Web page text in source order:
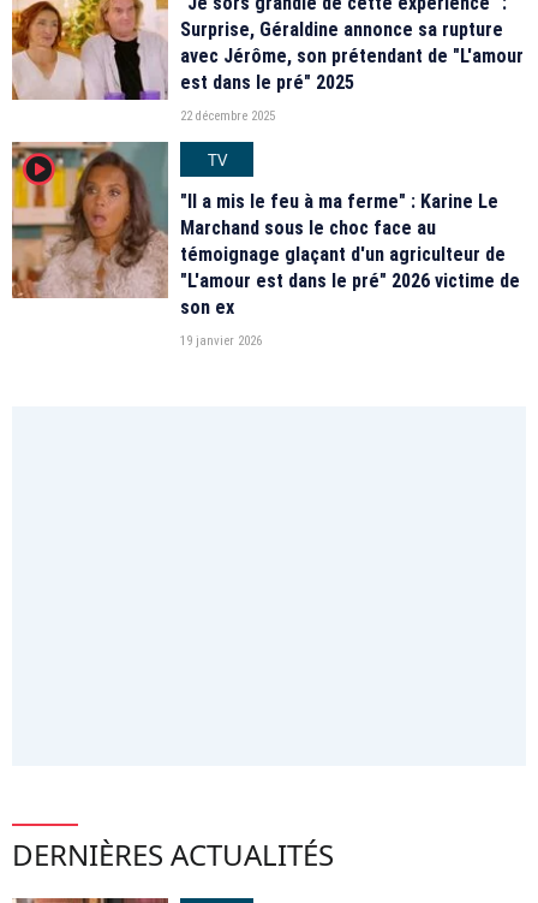
Surprise, Géraldine annonce sa rupture
avec Jérôme, son prétendant de "L'amour
est dans le pré" 2025
22 décembre 2025
player2
TV
"Il a mis le feu à ma ferme" : Karine Le
Marchand sous le choc face au
témoignage glaçant d'un agriculteur de
"L'amour est dans le pré" 2026 victime de
son ex
19 janvier 2026
DERNIÈRES ACTUALITÉS